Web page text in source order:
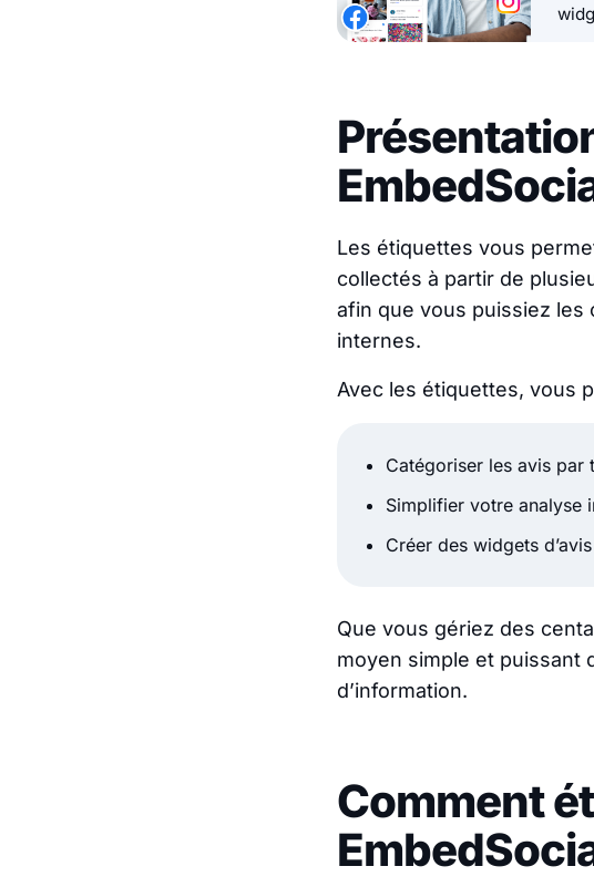
Les étiquettes vous
collectés à partir de
afin que vous puissiez les
internes.
Avec les étiquettes, vous
Catégoriser les avis par
Simplifier votre analyse
Créer des widgets
Que vous gériez des
moyen simple et puissant
d’information.
Comment